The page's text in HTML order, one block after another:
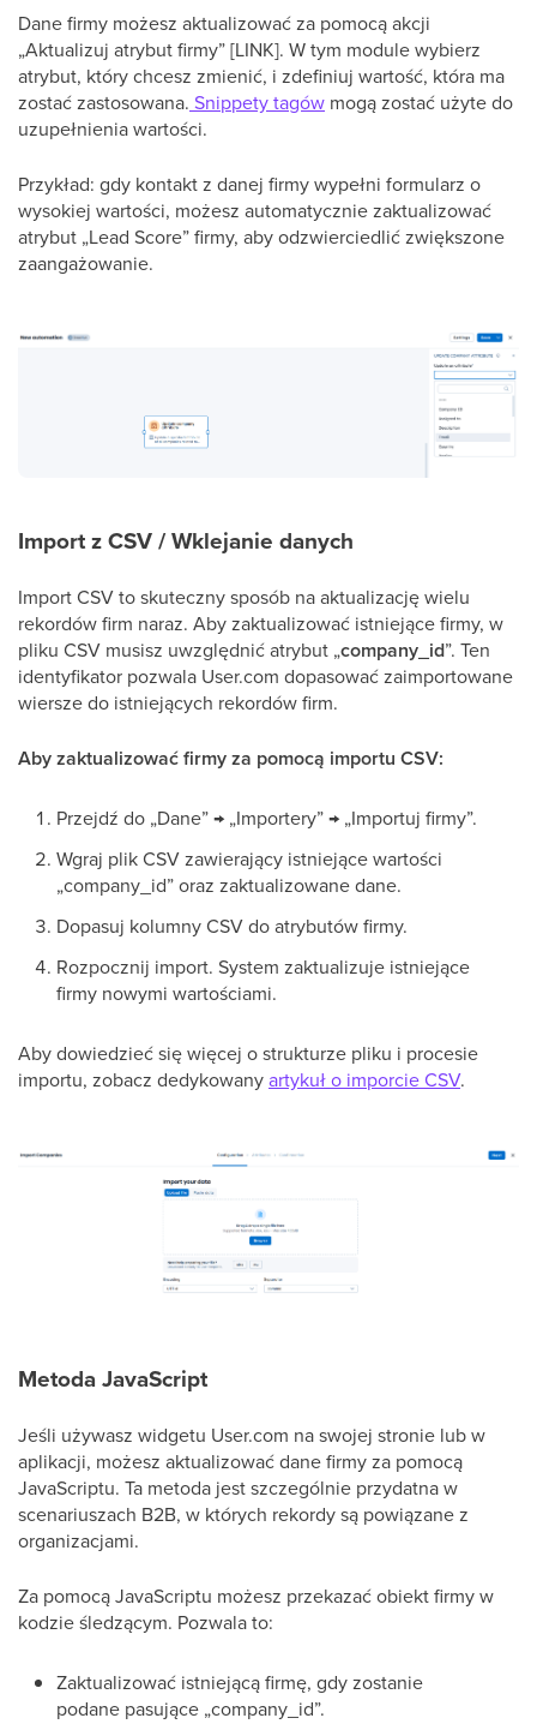
Dane firmy możesz aktualizować za pomocą akcji
„Aktualizuj atrybut firmy” [LINK]. W tym module wybierz
atrybut, który chcesz zmienić, i zdefiniuj wartość, która ma
zostać zastosowana. Snippety tagów mogą zostać użyte do
uzupełnienia wartości.
Przykład: gdy kontakt z danej firmy wypełni formularz o
wysokiej wartości, możesz automatycznie zaktualizować
atrybut „Lead Score” firmy, aby odzwierciedlić zwiększone
zaangażowanie.
Import z CSV / Wklejanie danych
Import CSV to skuteczny sposób na aktualizację wielu
rekordów firm naraz. Aby zaktualizować istniejące firmy, w
pliku CSV musisz uwzględnić atrybut „company_id”. Ten
identyfikator pozwala User.com dopasować zaimportowane
wiersze do istniejących rekordów firm.
Aby zaktualizować firmy za pomocą importu CSV:
Przejdź do „Dane” → „Importery” → „Importuj firmy”.
Wgraj plik CSV zawierający istniejące wartości
„company_id” oraz zaktualizowane dane.
Dopasuj kolumny CSV do atrybutów firmy.
Rozpocznij import. System zaktualizuje istniejące
firmy nowymi wartościami.
Aby dowiedzieć się więcej o strukturze pliku i procesie
importu, zobacz dedykowanyartykuł o imporcie CSV.
Metoda JavaScript
Jeśli używasz widgetu User.com na swojej stronie lub w
aplikacji, możesz aktualizować dane firmy za pomocą
JavaScriptu. Ta metoda jest szczególnie przydatna w
scenariuszach B2B, w których rekordy są powiązane z
organizacjami.
Za pomocą JavaScriptu możesz przekazać obiekt firmy w
kodzie śledzącym. Pozwala to:
Zaktualizować istniejącą firmę, gdy zostanie
podane pasujące „company_id”.